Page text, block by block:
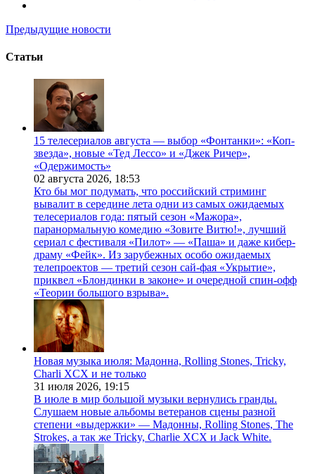
Предыдущие новости
Статьи
15 телесериалов августа — выбор «Фонтанки»: «Коп-
звезда», новые «Тед Лессо» и «Джек Ричер»,
«Одержимость»
02 августа 2026, 18:53
Кто бы мог подумать, что российский стриминг
вывалит в середине лета одни из самых ожидаемых
телесериалов года: пятый сезон «Мажора»,
паранормальную комедию «Зовите Витю!», лучший
сериал с фестиваля «Пилот» — «Паша» и даже кибер-
драму «Фейк». Из зарубежных особо ожидаемых
телепроектов — третий сезон сай-фая «Укрытие»,
приквел «Блондинки в законе» и очередной спин-офф
«Теории большого взрыва».
Новая музыка июля: Мадонна, Rolling Stones, Tricky,
Charli XCX и не только
31 июля 2026, 19:15
В июле в мир большой музыки вернулись гранды.
Слушаем новые альбомы ветеранов сцены разной
степени «выдержки» — Мадонны, Rolling Stones, The
Strokes, а так же Tricky, Charlie XCX и Jack White.